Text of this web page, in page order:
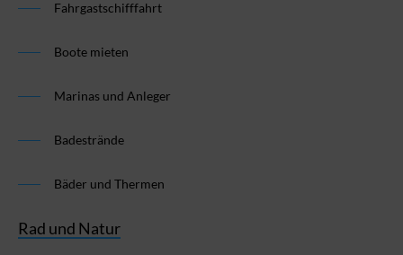
Fahrgastschifffahrt
Boote mieten
Marinas und Anleger
Badestrände
Bäder und Thermen
Rad und Natur